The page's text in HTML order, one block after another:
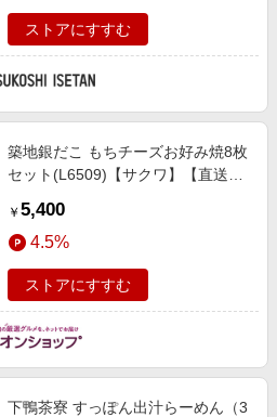
伊勢丹/公式】
ストアにすすむ
築地銀だこ もちチーズお好み焼8枚
セット(L6509)【サクワ】【直送】
ト】
￥ 5,400
4.5%
ストアにすすむ
下鴨茶寮 すっぽん出汁らーめん（3